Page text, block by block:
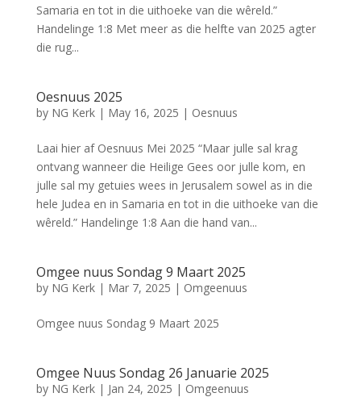
Samaria en tot in die uithoeke van die wêreld.”
Handelinge 1:8 Met meer as die helfte van 2025 agter
die rug...
Oesnuus 2025
by NG Kerk| May 16, 2025 | Oesnuus
Laai hier af Oesnuus Mei 2025 “Maar julle sal krag
ontvang wanneer die Heilige Gees oor julle kom, en
julle sal my getuies wees in Jerusalem sowel as in die
hele Judea en in Samaria en tot in die uithoeke van die
wêreld.” Handelinge 1:8 Aan die hand van...
Omgee nuus Sondag 9 Maart 2025
by NG Kerk| Mar 7, 2025 | Omgeenuus
Omgee nuus Sondag 9 Maart 2025
Omgee Nuus Sondag 26 Januarie 2025
by NG Kerk| Jan 24, 2025 | Omgeenuus